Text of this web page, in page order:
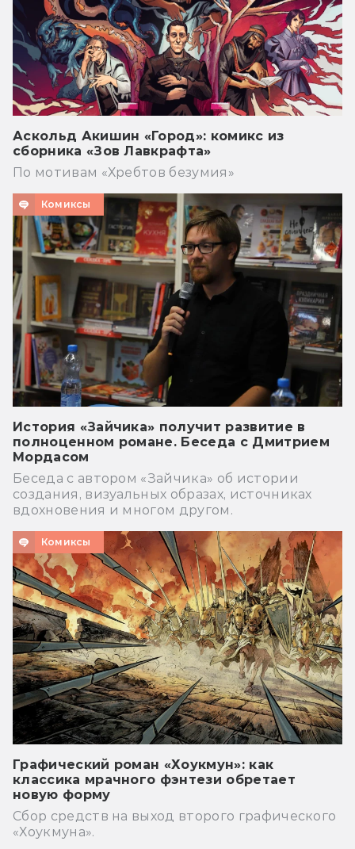
Аскольд Акишин «Город»: комикс из
сборника «Зов Лавкрафта»
По мотивам «Хребтов безумия»
Комиксы
История «Зайчика» получит развитие в
полноценном романе. Беседа с Дмитрием
Мордасом
Беседа с автором «Зайчика» об истории
создания, визуальных образах, источниках
вдохновения и многом другом.
Комиксы
Графический роман «Хоукмун»: как
классика мрачного фэнтези обретает
новую форму
Сбор средств на выход второго графического
«Хоукмуна».